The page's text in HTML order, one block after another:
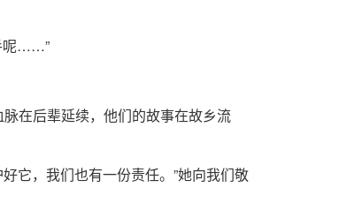
呢……”
在后辈延续，他们的故事在故乡流
它，我们也有一份责任。”她向我们敬